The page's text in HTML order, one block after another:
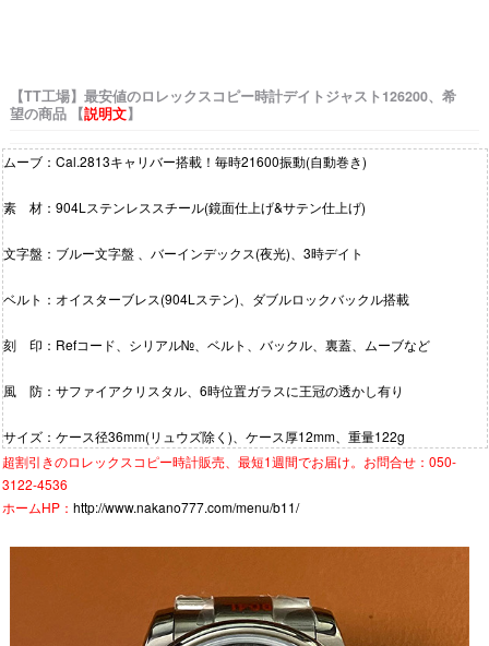
【TT工場】最安値のロレックスコピー時計デイトジャスト126200、希
望の商品 【説明文】
ムーブ：Cal.2813キャリバー搭載！毎時21600振動(自動巻き)
素 材：904Lステンレススチール(鏡面仕上げ&サテン仕上げ)
文字盤：ブルー文字盤 、バーインデックス(夜光)、3時デイト
ベルト：オイスターブレス(904Lステン)、ダブルロックバックル搭載
刻 印：Refコード、シリアル№、ベルト、バックル、裏蓋、ムーブなど
風 防：サファイアクリスタル、6時位置ガラスに王冠の透かし有り
サイズ：ケース径36mm(リュウズ除く)、ケース厚12mm、重量122g
超割引きのロレックスコピー時計販売、最短1週間でお届け。お問合せ：050-
3122-4536
ホームHP： http://www.nakano777.com/menu/b11/